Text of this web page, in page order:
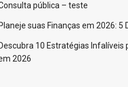
pública – teste
Planeje suas Finanças em 2026: 5
Descubra 10 Estratégias Infalíveis
2026